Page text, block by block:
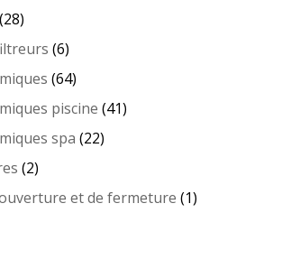
2828
produits
66
produits
6464
produits
piscine 4141
spa 2222
22
produitset de fermeture 11